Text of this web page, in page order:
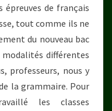
de français
tout comme ils ne
du nouveau bac
différentes
professeurs, nous y
la grammaire. Pour
les classes